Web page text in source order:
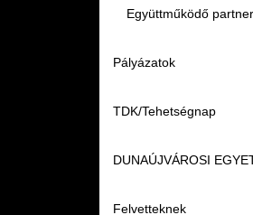
Kiemelt ösztöndíjak
Nemzetközi
Szolgáltatások
Fordítási
GY.I.K.
K+F+I
Átjelentkezőknek
Kapcsolat
TDK/Tehetségnap
Online Studium
Együttműködő
Pályázatok
TDK/Tehetségnap
DUNAÚJVÁROSI
Felvetteknek